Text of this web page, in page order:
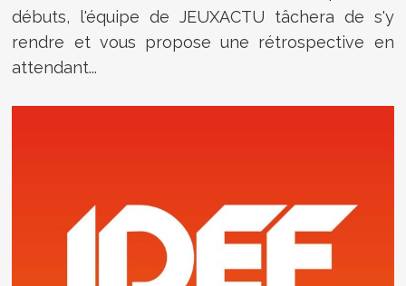
débuts, l'équipe de JEUXACTU tâchera de s'y
rendre et vous propose une rétrospective en
attendant...